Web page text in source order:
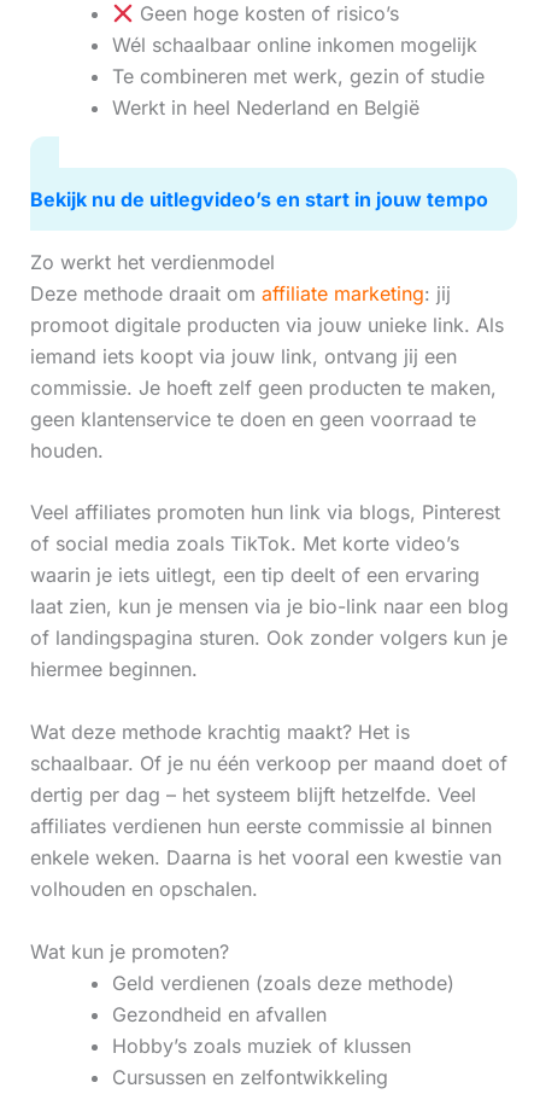
Geen hoge kosten of risico’s
Wél schaalbaar online inkomen mogelijk
Te combineren met werk, gezin of studie
Werkt in heel Nederland en België
Bekijk nu de uitlegvideo’s en start in jouw tempo
Zo werkt het verdienmodel
Deze methode draait om affiliate marketing: jij
promoot digitale producten via jouw unieke link. Als
iemand iets koopt via jouw link, ontvang jij een
commissie. Je hoeft zelf geen producten te maken,
geen klantenservice te doen en geen voorraad te
houden.
Veel affiliates promoten hun link via blogs, Pinterest
of social media zoals TikTok. Met korte video’s
waarin je iets uitlegt, een tip deelt of een ervaring
laat zien, kun je mensen via je bio-link naar een blog
of landingspagina sturen. Ook zonder volgers kun je
hiermee beginnen.
Wat deze methode krachtig maakt? Het is
schaalbaar. Of je nu één verkoop per maand doet of
dertig per dag – het systeem blijft hetzelfde. Veel
affiliates verdienen hun eerste commissie al binnen
enkele weken. Daarna is het vooral een kwestie van
volhouden en opschalen.
Wat kun je promoten?
Geld verdienen (zoals deze methode)
Gezondheid en afvallen
Hobby’s zoals muziek of klussen
Cursussen en zelfontwikkeling